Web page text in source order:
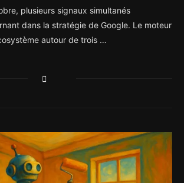
plusieurs signaux simultanés
dans la stratégie de Google. Le moteur
autour de trois …